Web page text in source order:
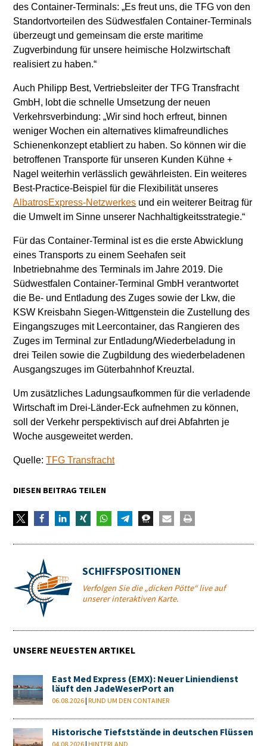
des Container-Terminals: „Es freut uns, die TFG von den
Standortvorteilen des Südwestfalen Container-Terminals
überzeugt und gemeinsam die erste maritime
Zugverbindung für unsere heimische Holzwirtschaft
realisiert zu haben.“
Auch Philipp Best, Vertriebsleiter der TFG Transfracht
GmbH, lobt die schnelle Umsetzung der neuen
Verkehrsverbindung: „Wir sind hoch erfreut, binnen
weniger Wochen ein alternatives klimafreundliches
Schienenkonzept etabliert zu haben. So können wir die
betroffenen Transporte für unseren Kunden Kühne +
Nagel weiterhin verlässlich gewährleisten. Ein weiteres
Best-Practice-Beispiel für die Flexibilität unseres
AlbatrosExpress-Netzwerkes und ein weiterer Beitrag für
die Umwelt im Sinne unserer Nachhaltigkeitsstrategie.“
Für das Container-Terminal ist es die erste Abwicklung
eines Transports zu einem Seehafen seit
Inbetriebnahme des Terminals im Jahre 2019. Die
Südwestfalen Container-Terminal GmbH verantwortet
die Be- und Entladung des Zuges sowie der Lkw, die
KSW Kreisbahn Siegen-Wittgenstein die Zustellung des
Eingangszuges mit Leercontainer, das Rangieren des
Zuges im Terminal zur Entladung/Wiederbeladung in
drei Teilen sowie die Zugbildung des wiederbeladenen
Ausgangszuges im Güterbahnhof Kreuztal.
Um zusätzliches Ladungsaufkommen für die verladende
Wirtschaft im Drei-Länder-Eck aufnehmen zu können,
soll der Verkehr perspektivisch auf drei Abfahrten je
Woche ausgeweitet werden.
Quelle:TFG Transfracht
DIESEN BEITRAG TEILEN
SCHIFFSPOSITIONEN
Verfolgen Sie die „dicken Pötte“ live auf
unserer interaktiven Karte.
UNSERE NEUESTEN ARTIKEL
East Med Express (EMX): Neuer Liniendienst
läuft den JadeWeserPort an
06.08.2026 |RUND UM DEN CONTAINER
Historische Tiefststände in deutschen Flüssen